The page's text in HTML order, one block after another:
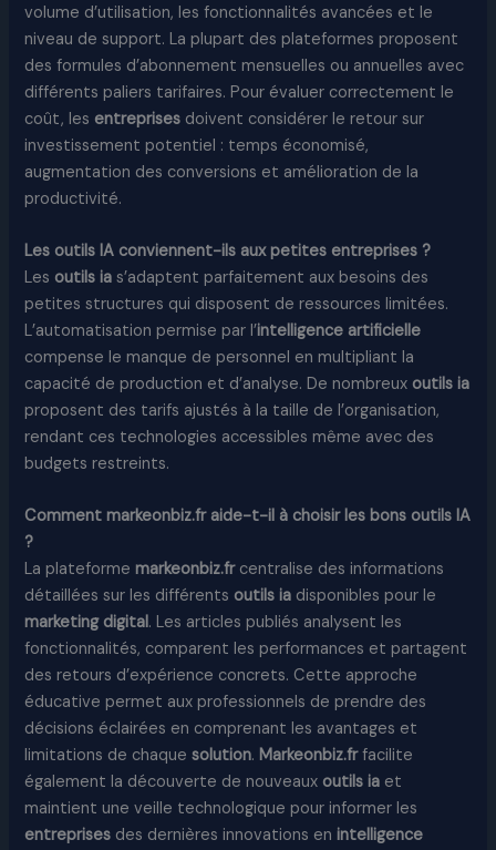
volume d’utilisation, les fonctionnalités avancées et le
niveau de support. La plupart des plateformes proposent
des formules d’abonnement mensuelles ou annuelles avec
différents paliers tarifaires. Pour évaluer correctement le
coût, les entreprises doivent considérer le retour sur
investissement potentiel : temps économisé,
augmentation des conversions et amélioration de la
productivité.
Les outils IA conviennent-ils aux petites entreprises ?
Les outils ias’adaptent parfaitement aux besoins des
petites structures qui disposent de ressources limitées.
L’automatisation permise par l’intelligence artificielle
compense le manque de personnel en multipliant la
capacité de production et d’analyse. De nombreux outils ia
proposent des tarifs ajustés à la taille de l’organisation,
rendant ces technologies accessibles même avec des
budgets restreints.
Comment markeonbiz.fr aide-t-il à choisir les bons outils IA
?
La plateformemarkeonbiz.frcentralise des informations
détaillées sur les différents outils ia disponibles pour le
marketing digital. Les articles publiés analysent les
fonctionnalités, comparent les performances et partagent
des retours d’expérience concrets. Cette approche
éducative permet aux professionnels de prendre des
décisions éclairées en comprenant les avantages et
limitations de chaquesolution.Markeonbiz.frfacilite
également la découverte de nouveaux outils ia et
maintient une veille technologique pour informer les
entreprises des dernières innovations enintelligence